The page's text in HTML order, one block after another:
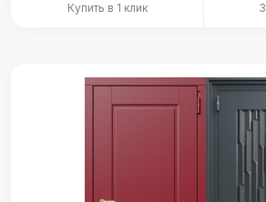
Купить в 1 клик